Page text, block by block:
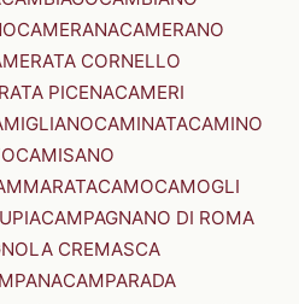
CAMERANACAMERANO
CORNELLO
PICENACAMERI
CAMINATACAMINO
CAMISANO
CAMOCAMOGLI
CAMPAGNANO DI ROMA
CREMASCA
CAMPARADA